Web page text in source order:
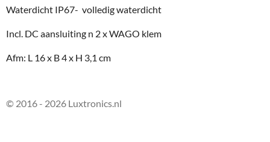
Waterdicht IP67- volledig waterdicht
Incl. DC aansluiting n 2 x WAGO klem
Afm: L 16 x B 4 x H 3,1 cm
© 2016 - 2026 Luxtronics.nl